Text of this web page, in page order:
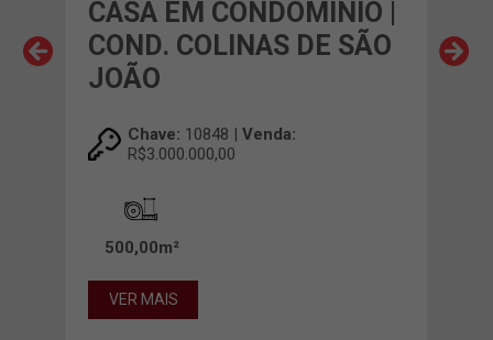
CASA EM CONDOMINIO |
COND. COLINAS DE SÃO
JOÃO
Chave: 10848 | Venda:
R$3.000.000,00
500,00m²
VER MAIS